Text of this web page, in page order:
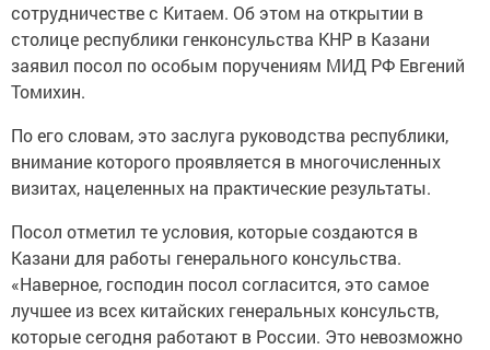
сотрудничестве с Китаем. Об этом на открытии в
столице республики генконсульства КНР в Казани
заявил посол по особым поручениям МИД РФ Евгений
Томихин.
По его словам, это заслуга руководства республики,
внимание которого проявляется в многочисленных
визитах, нацеленных на практические результаты.
Посол отметил те условия, которые создаются в
Казани для работы генерального консульства.
«Наверное, господин посол согласится, это самое
лучшее из всех китайских генеральных консульств,
которые сегодня работают в России. Это невозможно